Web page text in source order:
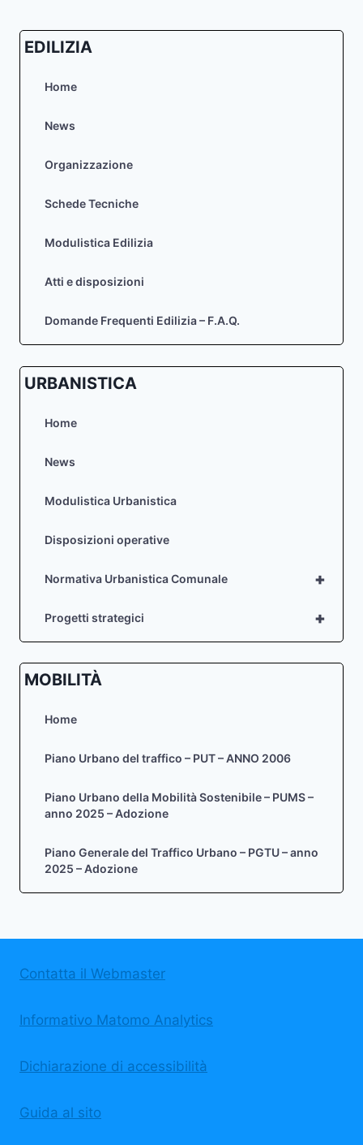
DI
EDILIZIA
Home
News
Organizzazione
Schede Tecniche
Modulistica Edilizia
Atti e disposizioni
Domande Frequenti Edilizia – F.A.Q.
URBANISTICA
Home
News
Modulistica Urbanistica
Disposizioni operative
+
Normativa Urbanistica Comunale
+
Progetti strategici
MOBILITÀ
Home
Piano Urbano del traffico – PUT – ANNO 2006
Piano Urbano della Mobilità Sostenibile – PUMS –
anno 2025 – Adozione
Piano Generale del Traffico Urbano – PGTU – anno
2025 – Adozione
Contatta il Webmaster
Informativo Matomo Analytics
Dichiarazione di accessibilità
Guida al sito